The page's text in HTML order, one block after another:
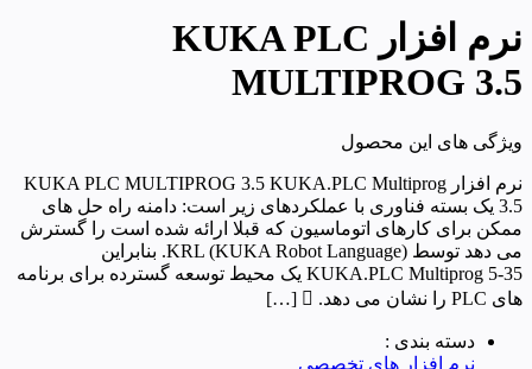
نرم افزار KUKA PLC
MULTIPROG 3.5
ویژگی های این محصول
نرم افزار KUKA PLC MULTIPROG 3.5 KUKA.PLC Multiprog
3.5 یک بسته فناوری با عملکردهای زیر است: دامنه راه حل های
ممکن برای کارهای اتوماسیون که قبلا ارائه شده است را گسترش
می دهد توسط KRL (KUKA Robot Language). بنابراین
KUKA.PLC Multiprog 5-35 یک محیط توسعه گسترده برای برنامه
های PLC را نشان می دهد.  […]
دسته بندی :
نرم افزار های تخصصی